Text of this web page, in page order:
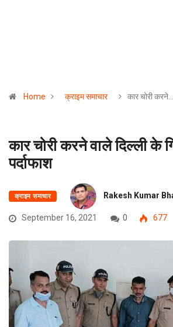
Home क्राइम समाचार कार चोरी करने…
कार चोरी करने वाले दिल्ली के
पर्दाफाश
क्राइम समाचार Rakesh Kumar
September 16, 2021 0 677